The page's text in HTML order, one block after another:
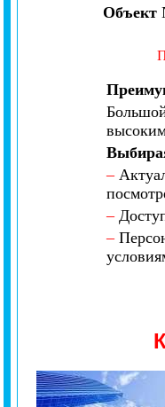
Объект
–
–
–